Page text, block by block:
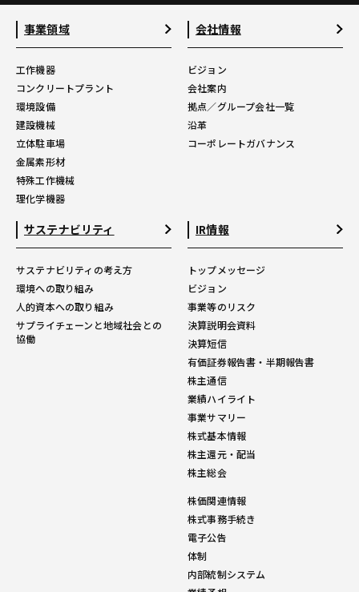
事業領域
工作機器
コンクリートプラント
環境設備
建設機械
立体駐車場
金属素形材
特殊工作機械
理化学機器
会社情報
ビジョン
会社案内
拠点／グループ会社一覧
沿革
コーポレートガバナンス
サステナビリティ
サステナビリティの考え方
環境への取り組み
人的資本への取り組み
サプライチェーンと地域社会との
協働
IR情報
トップメッセージ
ビジョン
事業等のリスク
決算説明会資料
決算短信
有価証券報告書・半期報告書
株主通信
業績ハイライト
事業サマリー
株式基本情報
株主還元・配当
株主総会
株価関連情報
株式事務手続き
電子公告
体制
内部統制システム